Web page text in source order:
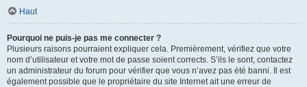
Haut
Pourquoi ne puis-je pas me connecter ?
Plusieurs raisons pourraient expliquer cela. Premièrement, vérifiez que votre
nom d’utilisateur et votre mot de passe soient corrects. S’ils le sont, contactez
un administrateur du forum pour vérifier que vous n’avez pas été banni. Il est
également possible que le propriétaire du site Internet ait une erreur de